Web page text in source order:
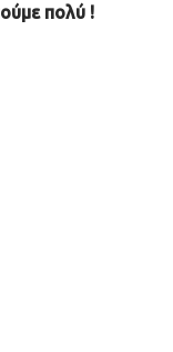
πολύ !